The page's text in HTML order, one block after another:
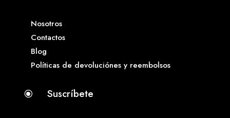
Nosotros
Contactos
Blog
Políticas de devoluciónes y reembolsos
\ Suscríbete